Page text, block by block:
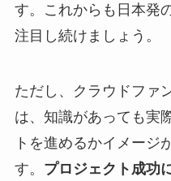
す。これからも日本発
注目し続けましょう。
ただし、クラウドファ
は、知識があっても実
トを進めるかイメージ
す。 プロジェクト成功